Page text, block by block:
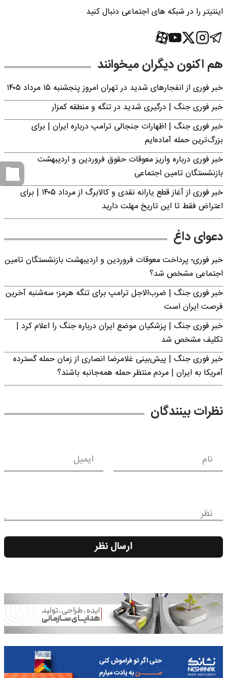
اینتیتر را در شبکه های اجتماعی دنبال کنید
هم اکنون دیگران میخوانند
خبر فوری از انفجارهای شدید در تهران امروز پنجشنبه ۱۵ مرداد ۱۴۰۵
خبر فوری جنگ | درگیری شدید در تنگه و منطقه کمزار
خبر فوری جنگ | اظهارات جنجالی ترامپ درباره ایران | برای
بزرگ‌ترین حمله آماده‌ایم
خبر فوری درباره واریز معوقات حقوق فروردین و اردیبهشت
بازنشستگان تامین اجتماعی
خبر فوری از آغاز قطع یارانه نقدی و کالابرگ از مرداد ۱۴۰۵ | برای
اعتراض فقط تا این تاریخ مهلت دارید
دعوای داغ
خبر فوری؛ پرداخت معوقات فروردین و اردیبهشت بازنشستگان تامین
اجتماعی مشخص شد؟
خبر فوری جنگ | ضرب‌الاجل ترامپ برای تنگه هرمز؛ سه‌شنبه آخرین
فرصت ایران است
خبر فوری جنگ | پزشکیان موضع ایران درباره جنگ را اعلام کرد |
تکلیف مشخص شد
خبر فوری جنگ | پیش‌بینی غلامرضا انصاری از زمان حمله گسترده
آمریکا به ایران | مردم منتظر حمله همه‌جانبه باشند؟
نظرات بینندگان
نام ایمیل
نظر
ارسال نظر